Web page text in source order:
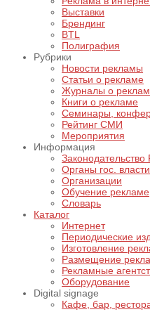
Выставки
Брендинг
BTL
Полиграфия
Рубрики
Новости рекламы
Статьи о рекламе
Журналы о
Книги о рекламе
Семинары,
Рейтинг СМИ
Мероприятия
Информация
Органы гос. власти
Организации
Обучение рекламе
Словарь
Каталог
Интернет
Периодические
Изготовление
Размещение
Рекламные
Оборудование
Digital signage
Кафе, бар,